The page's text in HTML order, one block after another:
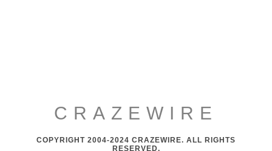
CRAZEWIRE
COPYRIGHT 2004-2024 CRAZEWIRE. ALL RIGHTS
RESERVED.